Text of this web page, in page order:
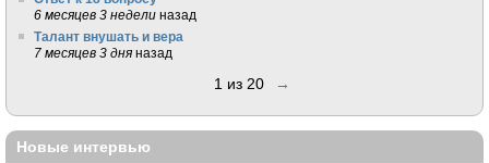
6 месяцев 3 недели назад
Талант внушать и вера
7 месяцев 3 дня назад
1 из 20 →
Новые интервью